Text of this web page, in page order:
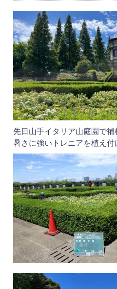
先日山手イタリア山庭園で
暑さに強いトレニアを植え付